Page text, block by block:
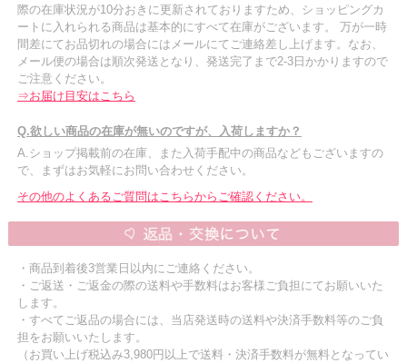
際の在庫状況が10分おきに更新されておりますため、ショッピングカ
ートに入れられる商品は基本的にすべて在庫がございます。 万が一時
間差にてお品切れの場合にはメールにてご連絡差し上げます。なお、
メール便の場合は順次発送となり、発送完了まで2-3日かかりますので
ご注意ください。
⇒お届け目安はこちら
Q.欲しい商品の在庫が無いのですが、入荷しますか？
A.ショップ掲載前の在庫、また入荷手配中の商品などもございますの
で、まずはお気軽にお問い合わせください。
その他のよくあるご質問はこちらからご確認ください。
・商品到着後3営業日以内にご連絡ください。
・ご返送・ご返金の際の送料や手数料はお客様ご負担にてお願いいた
します。
・すべてご返品の場合には、当店発送時の送料や決済手数料等のご負
担をお願いいたします。
（お買い上げ税込み3,980円以上で送料・決済手数料が無料となってい